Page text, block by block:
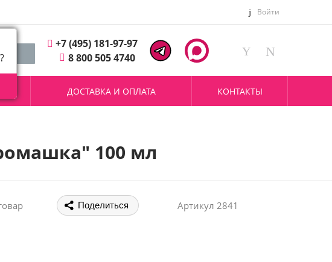
Войти
+7 (495) 181-97-97
8 800 505 4740
ДОСТАВКА И ОПЛАТА КОНТАКТЫ
100 мл
Поделиться Артикул 2841